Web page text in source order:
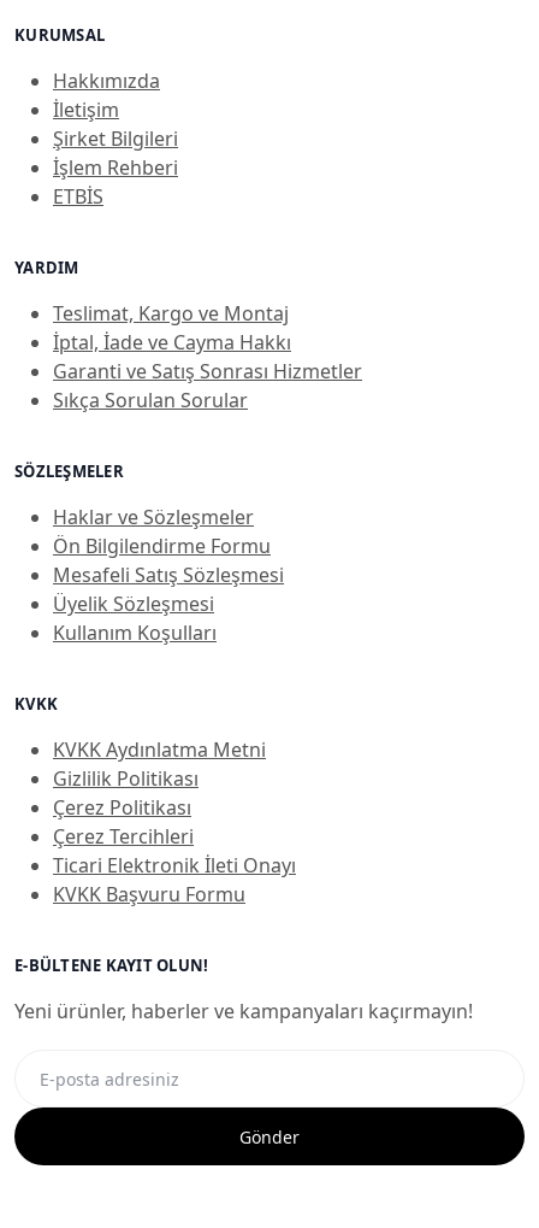
KURUMSAL
Hakkımızda
İletişim
Şirket Bilgileri
İşlem Rehberi
ETBİS
YARDIM
Teslimat, Kargo ve Montaj
İptal, İade ve Cayma Hakkı
Garanti ve Satış Sonrası Hizmetler
Sıkça Sorulan Sorular
SÖZLEŞMELER
Haklar ve Sözleşmeler
Ön Bilgilendirme Formu
Mesafeli Satış Sözleşmesi
Üyelik Sözleşmesi
Kullanım Koşulları
KVKK
KVKK Aydınlatma Metni
Gizlilik Politikası
Çerez Politikası
Çerez Tercihleri
Ticari Elektronik İleti Onayı
KVKK Başvuru Formu
E-BÜLTENE KAYIT OLUN!
Yeni ürünler, haberler ve kampanyaları kaçırmayın!
Gönder